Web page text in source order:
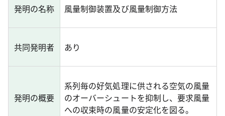
発明の名称 風量制御装置及び風量制御方法
共同発明者 あり
発明の概要
系列毎の好気処理に供される空気の風量
のオーバーシュートを抑制し、要求風量
への収束時の風量の安定化を図る。